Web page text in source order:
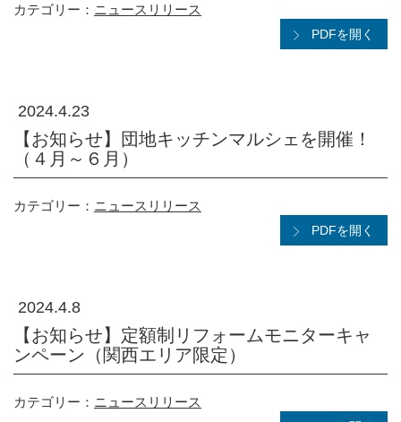
カテゴリー： ニュースリリース
PDFを開く
2024.4.23
【お知らせ】団地キッチンマルシェを開催！
（４月～６月）
カテゴリー： ニュースリリース
PDFを開く
2024.4.8
【お知らせ】定額制リフォームモニターキャ
ンペーン（関西エリア限定）
カテゴリー： ニュースリリース